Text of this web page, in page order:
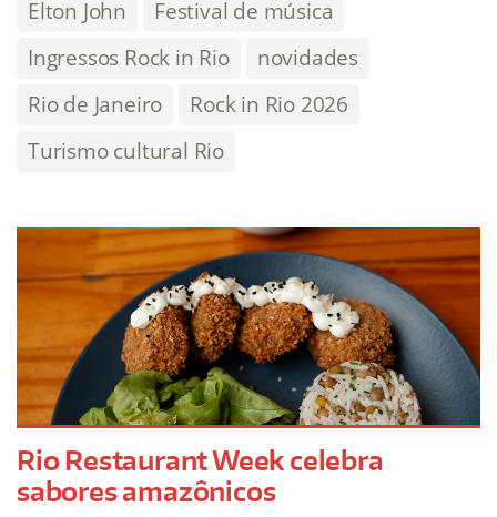
Elton John
Festival de música
Ingressos Rock in Rio
novidades
Rio de Janeiro
Rock in Rio 2026
Turismo cultural Rio
Rio Restaurant Week celebra
sabores amazônicos